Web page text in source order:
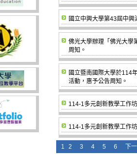
國立中興大學第43屆中
佛光大學辦理「佛光大學
周知。
國立暨南國際大學於114
活動，惠予公告周知。
114-1多元創新教學工作
114-1多元創新教學工作
1 2 3 4 5 6 下